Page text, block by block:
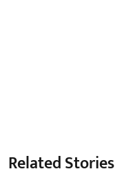
Related Stories